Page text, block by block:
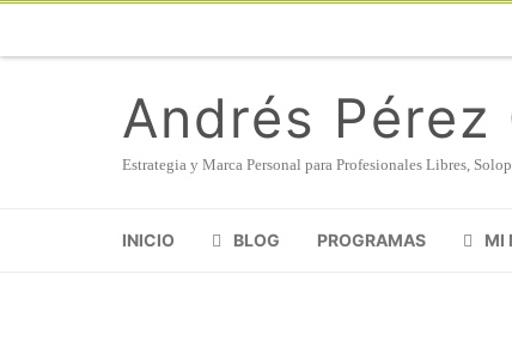
Andrés Pérez
Estrategia y Marca Personal para Profesionales Libres,
INICIO BLOG PROGRAMAS MI